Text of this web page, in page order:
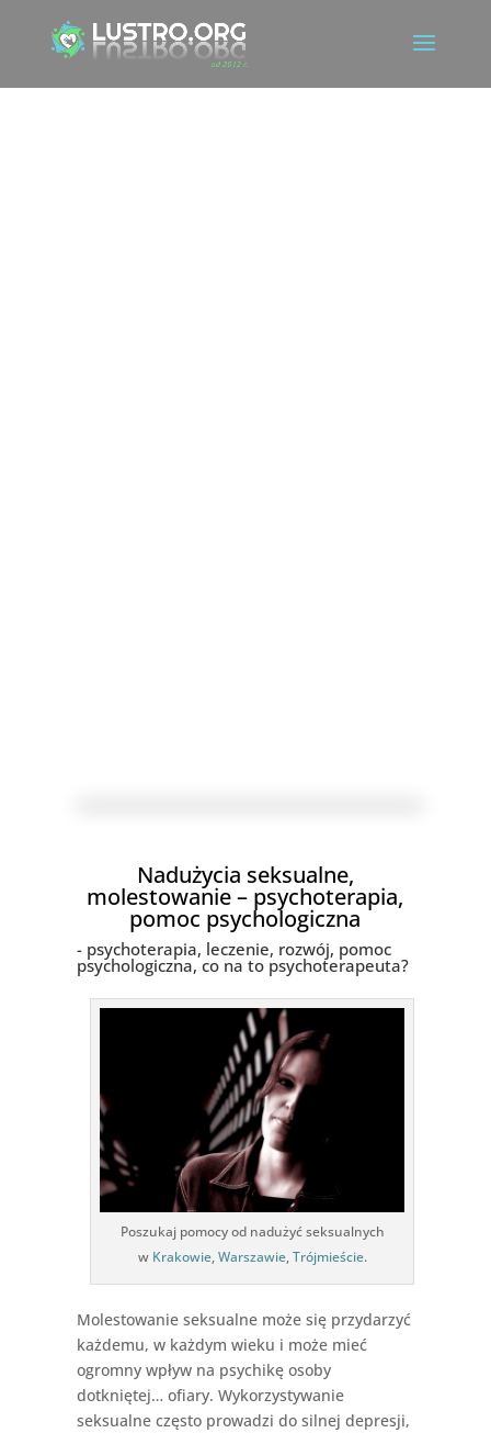
Nadużycia seksualne,
molestowanie – psychoterapia,
pomoc psychologiczna
- psychoterapia, leczenie, rozwój, pomoc
psychologiczna, co na to psychoterapeuta?
Poszukaj pomocy od nadużyć seksualnych
w Krakowie,Warszawie,Trójmieście.
Molestowanie seksualne może się przydarzyć
każdemu, w każdym wieku i może mieć
ogromny wpływ na psychikę osoby
dotkniętej… ofiary. Wykorzystywanie
seksualne często prowadzi do silnej depresji,